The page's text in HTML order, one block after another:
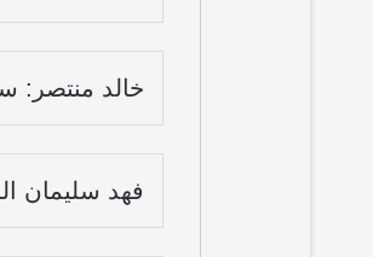
خالد منتصر:
فهد سليمان